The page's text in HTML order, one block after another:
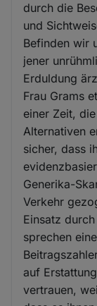
durch die
und
Befinden wir
jener
Erduldung
Frau Grams
einer Zeit,
Alternativen
sicher, dass
Generika-
Verkehr
Einsatz
sprechen
auf
vertrauen,